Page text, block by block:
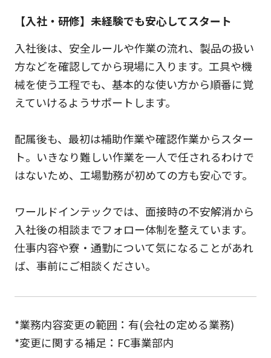
【入社・研修】未経験でも安心してスタート
入社後は、安全ルールや作業の流れ、製品の扱い
方などを確認してから現場に入ります。工具や機
械を使う工程でも、基本的な使い方から順番に覚
えていけるようサポートします。
配属後も、最初は補助作業や確認作業からスター
ト。いきなり難しい作業を一人で任されるわけで
はないため、工場勤務が初めての方も安心です。
ワールドインテックでは、面接時の不安解消から
入社後の相談までフォロー体制を整えています。
仕事内容や寮・通勤について気になることがあれ
ば、事前にご相談ください。
*業務内容変更の範囲：有(会社の定める業務)
*変更に関する補足：FC事業部内